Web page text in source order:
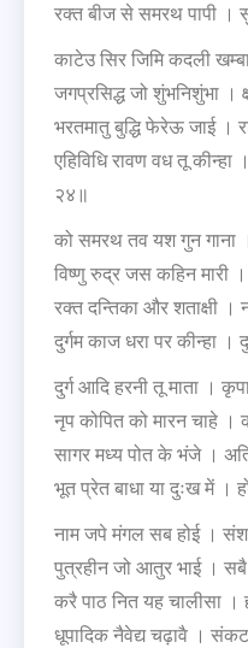
रक्त बीज से समरथ पापी ।
काटेउ सिर जिमि कदली
जगप्रसिद्ध जो शुंभनिशुंभा ।
भरतमातु बुद्धि फेरेऊ जाई ।
एहिविधि रावण वध तू
२४॥
को समरथ तव यश गुन गाना
विष्णु रुद्र जस कहिन मारी
रक्त दन्तिका और शताक्षी ।
दुर्गम काज धरा पर कीन्हा
दुर्ग आदि हरनी तू माता ।
नृप कोपित को मारन चाहे
सागर मध्य पोत के भंजे ।
भूत प्रेत बाधा या दुःख में ।
नाम जपे मंगल सब होई ।
पुत्रहीन जो आतुर भाई ।
करै पाठ नित यह चालीसा
धूपादिक नैवेद्य चढ़ावै ।